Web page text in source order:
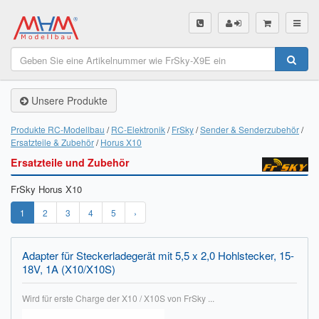
SHOP
Unsere Produkte
Servo Finder
BL-Motor Finder
Schiffsschrauben Finder
Räder Finder
Luftschrauben Finder
Sendungsverfolgung DHL
Unsere Produkte
Produkte RC-Modellbau RC-Elektronik FrSky Sender & Senderzubehör
Ersatzteile & Zubehör Horus X10
Ersatzteile und Zubehör
FrSky Horus X10
1 2 3 4 5 ›
Adapter für Steckerladegerät mit 5,5 x 2,0 Hohlstecker, 15-
18V, 1A (X10/X10S)
Wird für erste Charge der X10 / X10S von FrSky ...